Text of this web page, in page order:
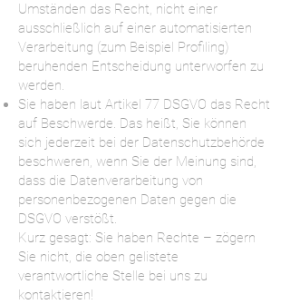
Umständen das Recht, nicht einer
ausschließlich auf einer automatisierten
Verarbeitung (zum Beispiel Profiling)
beruhenden Entscheidung unterworfen zu
werden.
Sie haben laut Artikel 77 DSGVO das Recht
auf Beschwerde. Das heißt, Sie können
sich jederzeit bei der Datenschutzbehörde
beschweren, wenn Sie der Meinung sind,
dass die Datenverarbeitung von
personenbezogenen Daten gegen die
DSGVO verstößt.
Kurz gesagt: Sie haben Rechte – zögern
Sie nicht, die oben gelistete
verantwortliche Stelle bei uns zu
kontaktieren!